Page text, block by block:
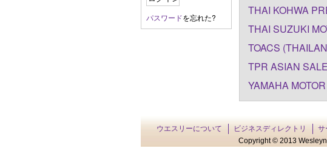
パスワードを忘れた?
THAI KOHWA
THAI SUZUKI
TOACS
TPR ASIAN
YAMAHA
ウエスリーについて ビジネスディレクトリ サ
Copyright © 2013